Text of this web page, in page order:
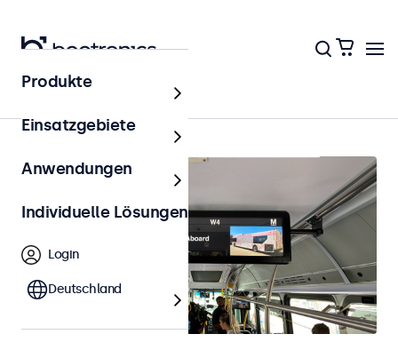
Startseite
Produkte
Einsatzgebiete
Anwendungen
Individuelle Lösungen
Login
Deutschland